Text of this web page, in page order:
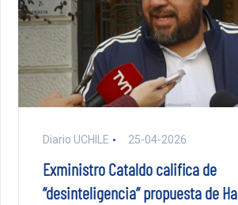
Diario UCHILE 25-04-2026
Exministro Cataldo califica de
“desinteligencia” propuesta de